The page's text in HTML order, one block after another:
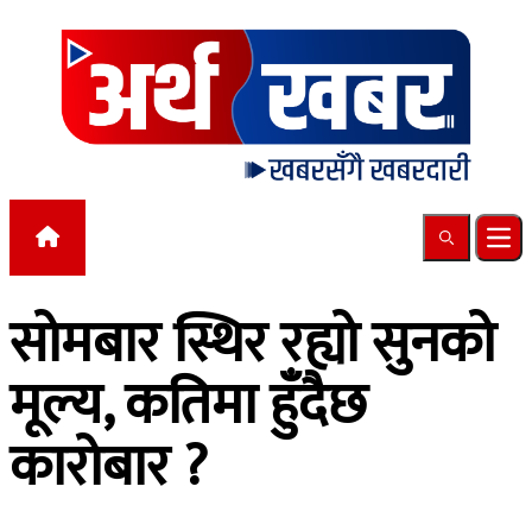
Skip to content
Search
सोमबार स्थिर रह्यो सुनको
मूल्य, कतिमा हुँदैछ
कारोबार ?